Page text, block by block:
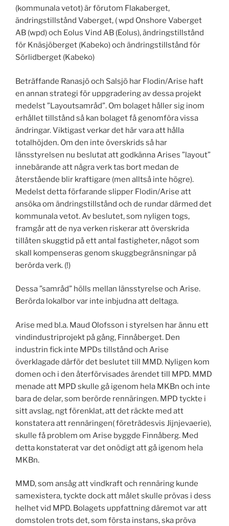
(kommunala vetot) är förutom Flakaberget,
ändringstillstånd Vaberget, ( wpd Onshore Vaberget
AB (wpd) och Eolus Vind AB (Eolus), ändringstillstånd
för Knäsjöberget (Kabeko) och ändringstillstånd för
Sörlidberget (Kabeko)
Beträffande Ranasjö och Salsjö har Flodin/Arise haft
en annan strategi för uppgradering av dessa projekt
medelst ”Layoutsamråd”. Om bolaget håller sig inom
erhållet tillstånd så kan bolaget få genomföra vissa
ändringar. Viktigast verkar det här vara att hålla
totalhöjden. Om den inte överskrids så har
länsstyrelsen nu beslutat att godkänna Arises ”layout”
innebärande att några verk tas bort medan de
återstående blir kraftigare (men alltså inte högre).
Medelst detta förfarande slipper Flodin/Arise att
ansöka om ändringstillstånd och de rundar därmed det
kommunala vetot. Av beslutet, som nyligen togs,
framgår att de nya verken riskerar att överskrida
tillåten skuggtid på ett antal fastigheter, något som
skall kompenseras genom skuggbegränsningar på
berörda verk. (!)
Dessa ”samråd” hölls mellan länsstyrelse och Arise.
Berörda lokalbor var inte inbjudna att deltaga.
Arise med bl.a. Maud Olofsson i styrelsen har ännu ett
vindindustriprojekt på gång, Finnåberget. Den
industrin fick inte MPDs tillstånd och Arise
överklagade därför det beslutet till MMD. Nyligen kom
domen och i den återförvisades ärendet till MPD. MMD
menade att MPD skulle gå igenom hela MKBn och inte
bara de delar, som berörde rennäringen. MPD tyckte i
sitt avslag, ngt förenklat, att det räckte med att
konstatera att rennäringen( företrädesvis Jijnjevaerie),
skulle få problem om Arise byggde Finnåberg. Med
detta konstaterat var det onödigt att gå igenom hela
MKBn.
MMD, som ansåg att vindkraft och rennäring kunde
samexistera, tyckte dock att målet skulle prövas i dess
helhet vid MPD. Bolagets uppfattning däremot var att
domstolen trots det, som första instans, ska pröva